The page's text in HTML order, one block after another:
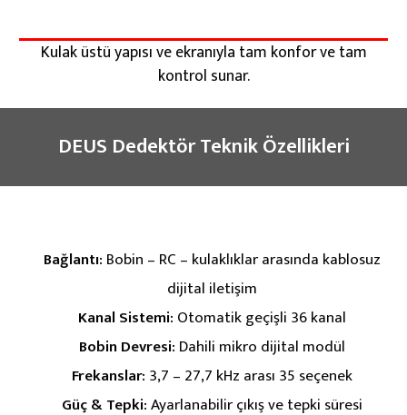
Kulak üstü yapısı ve ekranıyla tam konfor ve tam
kontrol sunar.
DEUS Dedektör Teknik Özellikleri
Bağlantı: Bobin – RC – kulaklıklar arasında kablosuz
dijital iletişim
Kanal Sistemi: Otomatik geçişli 36 kanal
Bobin Devresi: Dahili mikro dijital modül
Frekanslar: 3,7 – 27,7 kHz arası 35 seçenek
Güç & Tepki:Ayarlanabilir çıkış ve tepki süresi